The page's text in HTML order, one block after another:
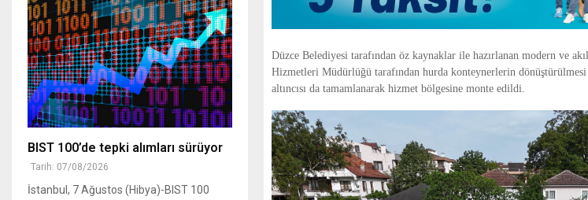
Düzce Belediyesi tarafından öz kaynaklar ile hazırlanan modern ve
Hizmetleri Müdürlüğü tarafından hurda konteynerlerin dönüştürülmesi
altıncısı da tamamlanarak hizmet bölgesine monte edildi.
BIST 100’de tepki alımları sürüyor
Tarih: 07/08/2026
İstanbul, 7 Ağustos (Hibya)-BIST 100